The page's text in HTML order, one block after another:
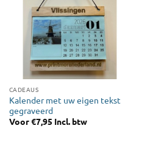
CADEAUS
Kalender met uw eigen tekst
gegraveerd
Voor€7,95 Incl. btw